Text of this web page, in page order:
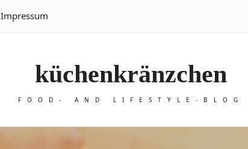
Impressum
küchenkränzchen
FOOD- AND LIFESTYLE-BLOG